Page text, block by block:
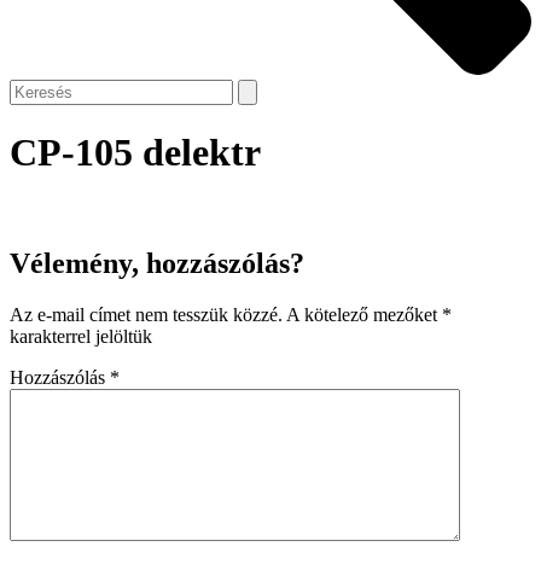
CP-105 delektr
Vélemény, hozzászólás?
Az e-mail címet nem tesszük közzé. A kötelező mezőket *
karakterrel jelöltük
Hozzászólás *